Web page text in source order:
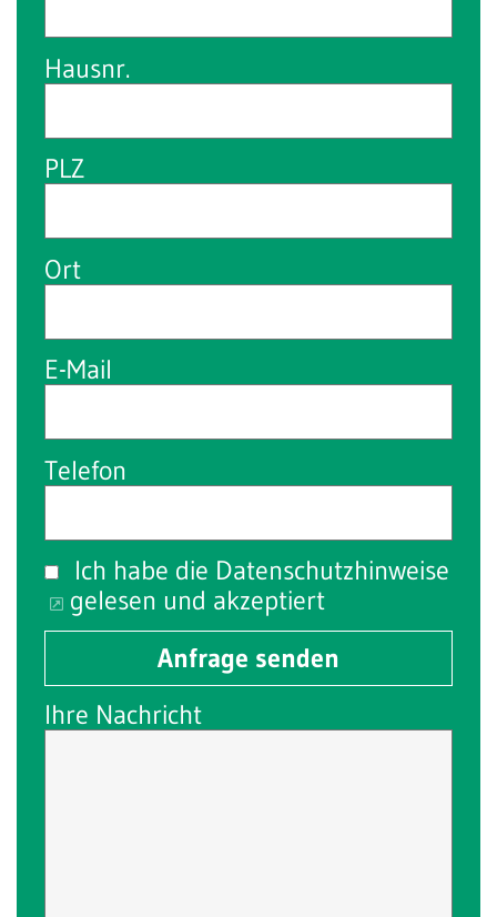
Hausnr.
PLZ
Ort
E-Mail
Telefon
Ich habe die Datenschutzhinweise
gelesen und akzeptiert
Anfrage senden
Ihre Nachricht